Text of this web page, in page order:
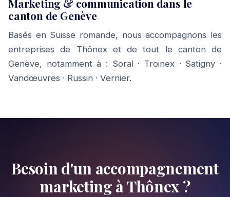
Marketing & communication dans le
canton de Genève
Basés en Suisse romande, nous accompagnons les
entreprises de Thônex et de tout le canton de
Genève, notamment à : Soral· Troinex · Satigny ·
Vandœuvres · Russin · Vernier.
Besoin d'un accompagnement
marketing à Thônex ?